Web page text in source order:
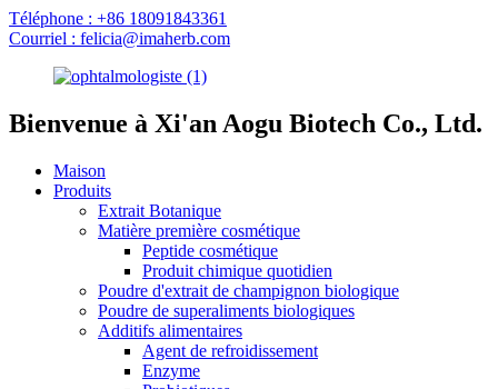
Téléphone : +86 18091843361
Courriel : felicia@imaherb.com
Bienvenue à Xi'an Aogu Biotech Co., Ltd.
Maison
Produits
Extrait Botanique
Matière première cosmétique
Peptide cosmétique
Produit chimique quotidien
Poudre d'extrait de champignon biologique
Poudre de superaliments biologiques
Additifs alimentaires
Agent de refroidissement
Enzyme